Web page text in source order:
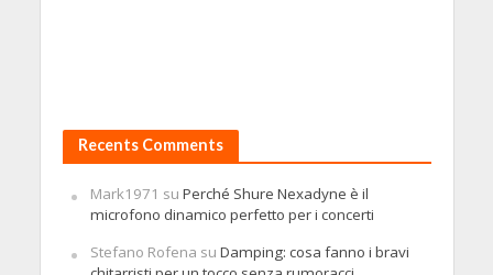
Recents Comments
Mark1971 su Perché Shure Nexadyne è il
microfono dinamico perfetto per i concerti
Stefano Rofena su Damping: cosa fanno i bravi